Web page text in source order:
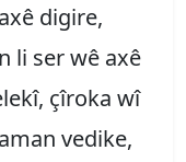
digire,
li ser wê axê
çîroka wî
vedike,